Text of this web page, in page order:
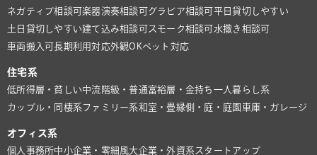
ネガティブ相談可楽器演奏相談可 グラビア相談可 平日貸切しやすい
土日貸切しやすい建て込み相談可 スモーク相談可 水撒き相談可
車両搬入可長期利用対応外観OKペット対応
住宅系
低所得層・貧しい中流階級・普通富裕層・金持ち 一人暮らし系
カップル・同棲系ファミリー系和室・畳縁側・庭・庭園 車庫・ガレージ
オフィス系
個人事務所中小企業・零細風大企業・外資系スタートアップ